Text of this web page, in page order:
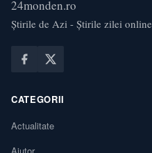
24monden.ro
Știrile de Azi - Știrile zilei online
CATEGORII
Actualitate